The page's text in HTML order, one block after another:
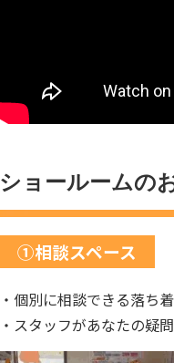
ショールームの
①相談スペース
・個別に相談できる落ち
・スタッフがあなたの疑